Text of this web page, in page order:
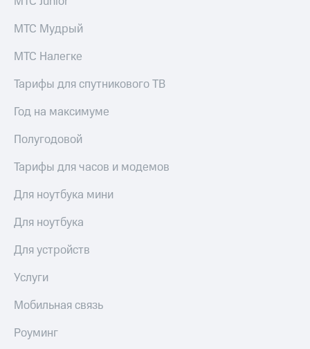
МТС Мудрый
МТС Налегке
Тарифы для спутникового ТВ
Год на максимуме
Полугодовой
Тарифы для часов и модемов
Для ноутбука мини
Для ноутбука
Для устройств
Услуги
Мобильная связь
Роуминг